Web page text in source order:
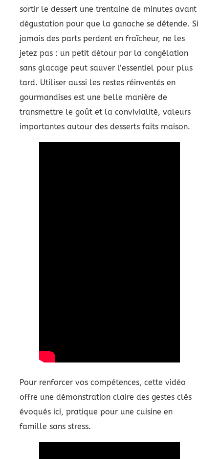
sortir le dessert une trentaine de minutes avant
dégustation pour que la ganache se détende. Si
jamais des parts perdent en fraîcheur, ne les
jetez pas : un petit détour par la congélation
sans glacage peut sauver l’essentiel pour plus
tard. Utiliser aussi les restes réinventés en
gourmandises est une belle manière de
transmettre le goût et la convivialité, valeurs
importantes autour des desserts faits maison.
Pour renforcer vos compétences, cette vidéo
offre une démonstration claire des gestes clés
évoqués ici, pratique pour une cuisine en
famille sans stress.